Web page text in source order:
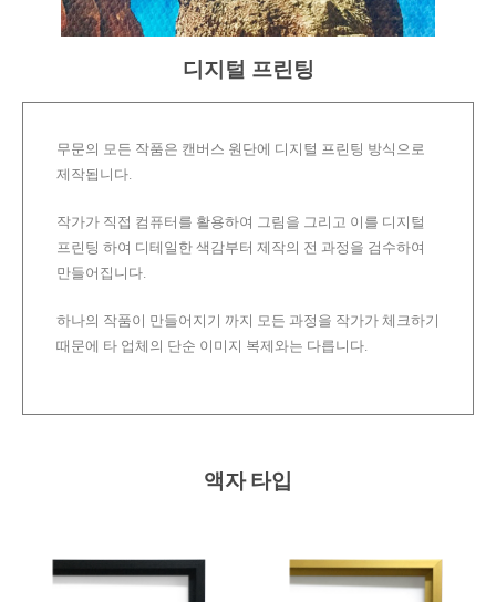
디지털 프린팅
무문의 모든 작품은 캔버스 원단에 디지털 프린팅 방식으로
제작됩니다.
작가가 직접 컴퓨터를 활용하여 그림을 그리고 이를 디지털
프린팅 하여 디테일한 색감부터 제작의 전 과정을 검수하여
만들어집니다.
하나의 작품이 만들어지기 까지 모든 과정을 작가가 체크하기
때문에 타 업체의 단순 이미지 복제와는 다릅니다.
액자 타입